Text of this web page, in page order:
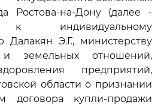
Ростова-на-Дону (далее -
к индивидуальному
Далакян Э.Г., министерству
и земельных отношений,
предприятий,
области о признании
договора купли-продажи